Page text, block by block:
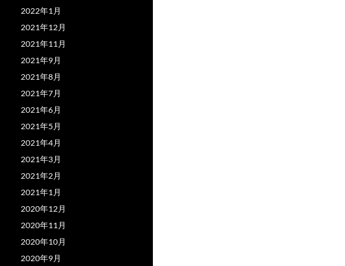
2022年1月
2021年12月
2021年11月
2021年9月
2021年8月
2021年7月
2021年6月
2021年5月
2021年4月
2021年3月
2021年2月
2021年1月
2020年12月
2020年11月
2020年10月
2020年9月